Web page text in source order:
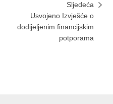
Sljedeća
Usvojeno Izvješće o
dodijeljenim financijskim
potporama